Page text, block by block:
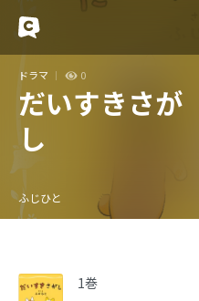
ドラマ 0
だいすきさが
し
ふじひと
1巻